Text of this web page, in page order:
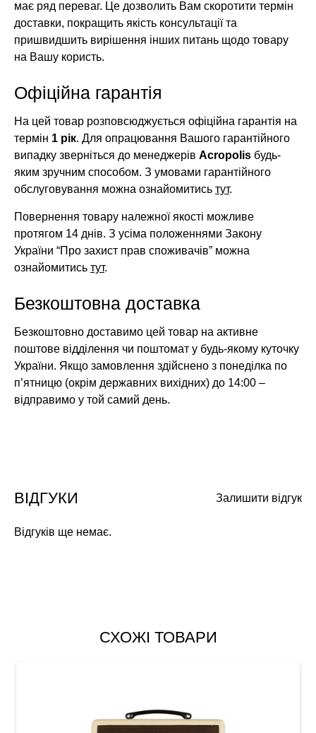
має ряд переваг. Це дозволить Вам скоротити термін
доставки, покращить якість консультації та
пришвидшить вирішення інших питань щодо товару
на Вашу користь.
Офіційна гарантія
На цей товар розповсюджується офіційна гарантія на
термін 1 рік. Для опрацювання Вашого гарантійного
випадку зверніться до менеджерів Acropolis будь-
яким зручним способом. З умовами гарантійного
обслуговування можна ознайомитись тут.
Повернення товару належної якості можливе
протягом 14 днів. З усіма положеннями Закону
України “Про захист прав споживачів” можна
ознайомитись тут.
Безкоштовна доставка
Безкоштовно доставимо цей товар на активне
поштове відділення чи поштомат у будь-якому куточку
України. Якщо замовлення здійснено з понеділка по
п’ятницю (окрім державних вихідних) до 14:00 –
відправимо у той самий день.
Залишити відгук
ВІДГУКИ
Відгуків ще немає.
СХОЖІ ТОВАРИ